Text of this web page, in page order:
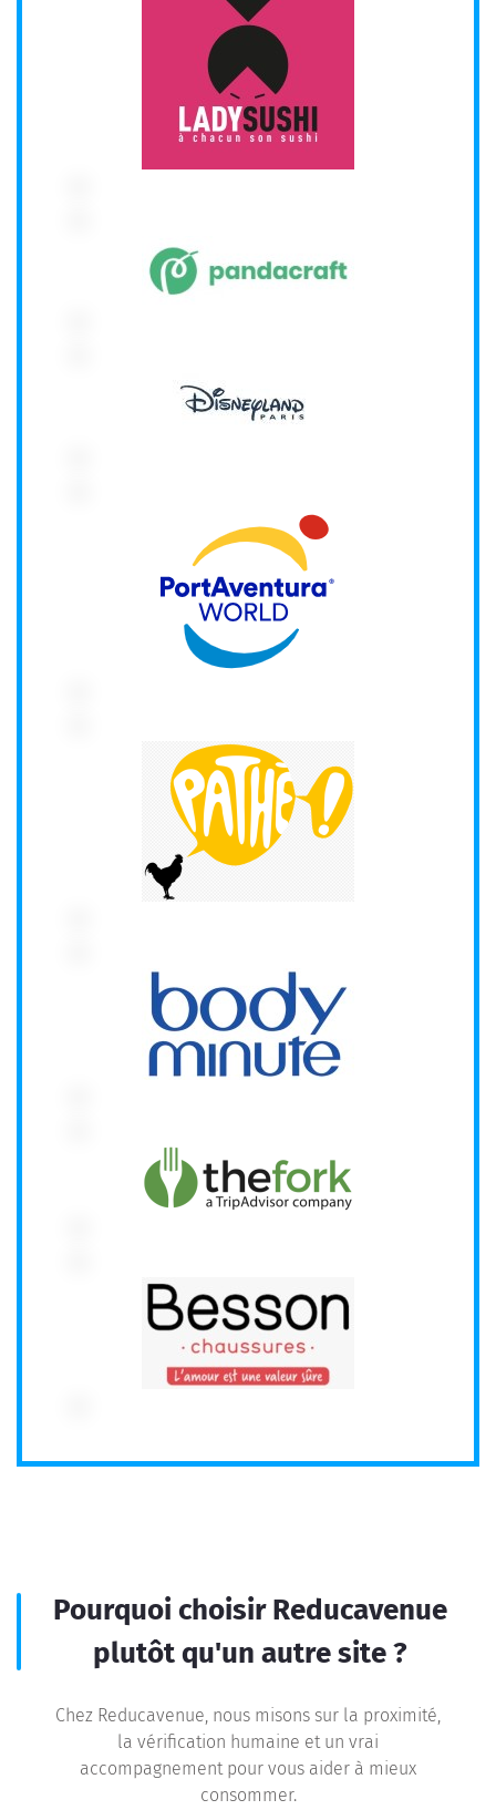
Pourquoi choisir Reducavenue
plutôt qu'un autre site ?
Chez Reducavenue, nous misons sur la proximité,
la vérification humaine et un vrai
accompagnement pour vous aider à mieux
consommer.